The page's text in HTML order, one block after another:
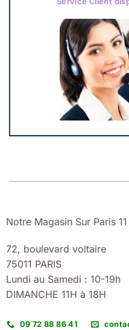
Notre Magasin Sur Paris 11
72, boulevard voltaire
75011 PARIS
Lundi au Samedi : 10-19h
DIMANCHE 11H à 18H
09 72 88 86 41